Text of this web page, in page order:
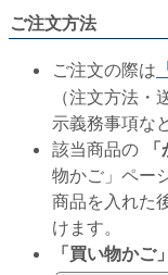
ご注文方法
ご注文の際は
（注文方法
示義務事項など
該当商品の
物かご」ペー
商品を入れた
けます。
「買い物か